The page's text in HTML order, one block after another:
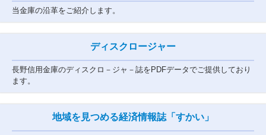
当金庫の沿革をご紹介します。
ディスクロージャー
長野信用金庫のディスクロ－ジャ－誌をPDFデータでご提供しており
ます。
地域を見つめる経済情報誌「すかい」